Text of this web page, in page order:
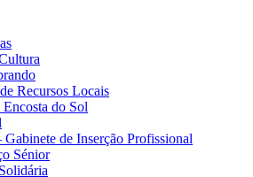
Recursos Locais
Encosta do Sol
Gabinete de Inserção Profissional
Sénior